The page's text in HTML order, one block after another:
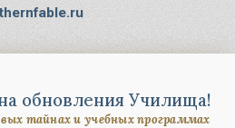
обновления Училища!
тайнах и учебных программах